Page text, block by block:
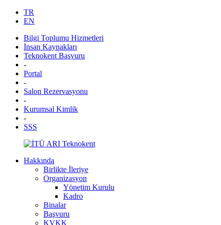
TR
EN
Bilgi Toplumu Hizmetleri
İnsan Kaynakları
Teknokent Başvuru
-
Portal
-
Salon Rezervasyonu
-
Kurumsal Kimlik
-
SSS
Hakkında
Birlikte İleriye
Organizasyon
Yönetim Kurulu
Kadro
Binalar
Başvuru
KVKK